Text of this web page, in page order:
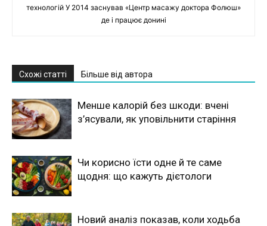
технологій У 2014 заснував «Центр масажу доктора Фолюш»
де і працює донині
Схожі статті Більше від автора
Менше калорій без шкоди: вчені
з’ясували, як уповільнити старіння
Чи корисно їсти одне й те саме
щодня: що кажуть дієтологи
Новий аналіз показав, коли ходьба